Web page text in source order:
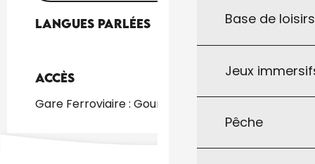
Base de
Jeux
Pêche
Langues parlées
Langues parlées
Accès
Accès
Gare Ferroviaire : Gourdon à 1km